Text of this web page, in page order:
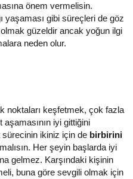
önem vermelisin.
yaşaması gibi süreçleri de göz
olmak güzeldir ancak yoğun ilgi
neden olur.
noktaları keşfetmek, çok fazla
iyi gittiğini
ikiniz için de birbirini
Her şeyin başlarda iyi
gelmez. Karşındaki kişinin
buna göre sevgili olmak için